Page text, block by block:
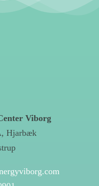
Viborg
Hjarbæk